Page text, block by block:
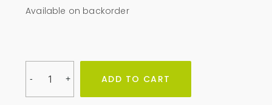
Available on backorder
-
pojemników
-
+ ADD TO CART